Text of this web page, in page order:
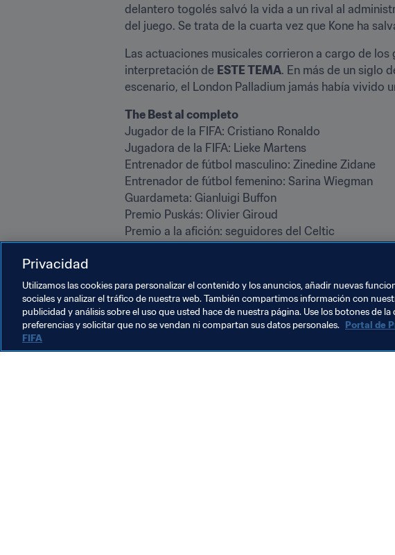
delantero togolés salvó la vida a un rival al
del juego. Se trata de la cuarta vez que Kone ha
Las actuaciones musicales corrieron a cargo de los
interpretación de ESTE TEMA. En más de un siglo
escenario, el London Palladium jamás había vivido
Jugador de la FIFA: Cristiano Ronaldo
Jugadora de la FIFA: Lieke Martens
Entrenador de fútbol masculino: Zinedine Zidane
Entrenador de fútbol femenino: Sarina Wiegman
Guardameta: Gianluigi Buffon
Premio Puskás: Olivier Giroud
Premio a la afición: seguidores del Celtic
Premio al Fair Play: Francis Kone
World11: Gianluigi Buffon; Dani Alves, Leonardo
Ronaldo, Lionel Messi, Neymar.
Privacidad
Utilizamos las cookies para personalizar el contenido y los anuncios, añadir nuevas
sociales y analizar el tráfico de nuestra web. También compartimos información con
publicidad y análisis sobre el uso que usted hace de nuestra página. Use los botones de
preferencias y solicitar que no se vendan ni compartan sus datos personales. Portal de
FIFA